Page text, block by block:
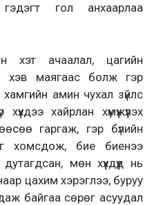
гол анхаарлаа
хэт ачаалал, цагийн
хэв маягаас болж гэр
хамгийн амин чухал зүйлс
хайрлан хүмүүжүүлэх
гаргаж, гэр бүлийн
хомсдож, бие биенээ
мөн хүүхдүүд нь
цахим хэрэглээ, буруу
байгаа сөрөг асуудал